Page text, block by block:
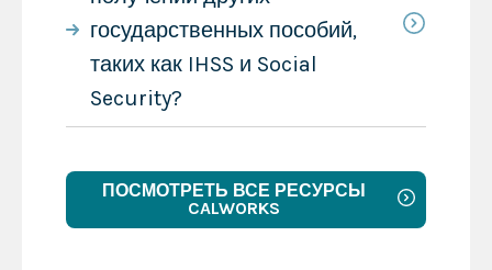
государственных пособий,
таких как IHSS и Social
Security?
ПОСМОТРЕТЬ ВСЕ РЕСУРСЫ
CALWORKS